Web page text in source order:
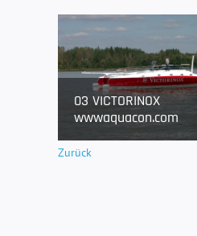
03 VICTORINOX
wwwaquacon.com
Zurück